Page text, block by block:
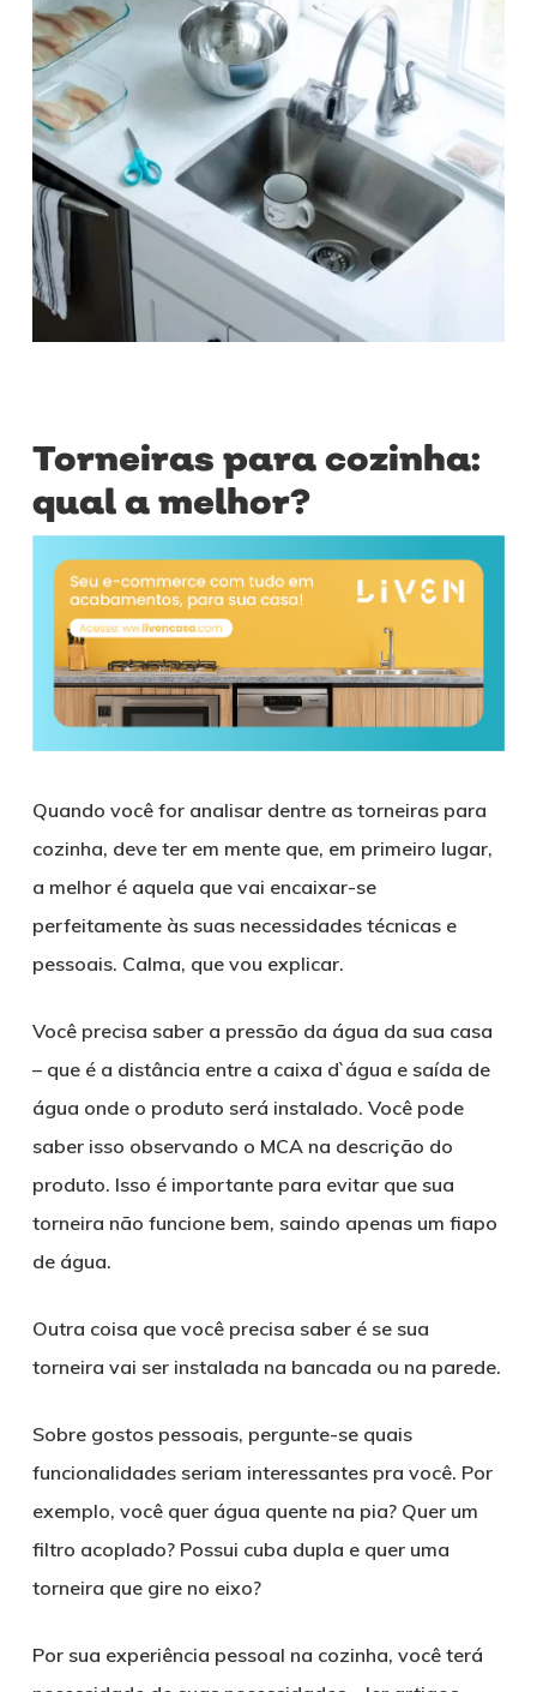
Torneiras para cozinha:
qual a melhor?
Quando você for analisar dentre as torneiras para
cozinha, deve ter em mente que, em primeiro lugar,
a melhor é aquela que vai encaixar-se
perfeitamente às suas necessidades técnicas e
pessoais. Calma, que vou explicar.
Você precisa saber a pressão da água da sua casa
– que é a distância entre a caixa d`água e saída de
água onde o produto será instalado. Você pode
saber isso observando o MCA na descrição do
produto. Isso é importante para evitar que sua
torneira não funcione bem, saindo apenas um fiapo
de água.
Outra coisa que você precisa saber é se sua
torneira vai ser instalada na bancada ou na parede.
Sobre gostos pessoais, pergunte-se quais
funcionalidades seriam interessantes pra você. Por
exemplo, você quer água quente na pia? Quer um
filtro acoplado? Possui cuba dupla e quer uma
torneira que gire no eixo?
Por sua experiência pessoal na cozinha, você terá